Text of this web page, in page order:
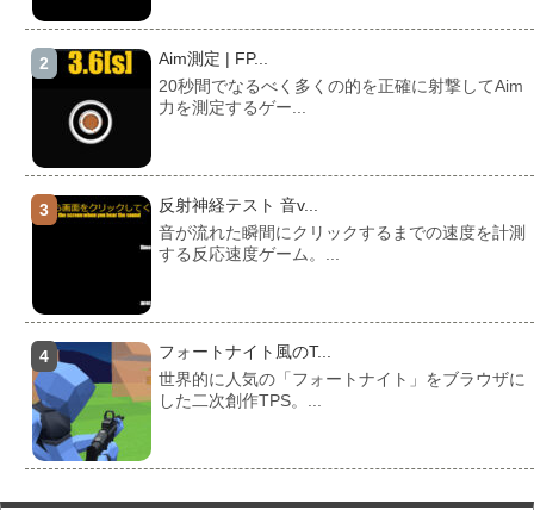
Aim測定 | FP...
20秒間でなるべく多くの的を正確に射撃してAim
力を測定するゲー...
反射神経テスト 音v...
音が流れた瞬間にクリックするまでの速度を計測
する反応速度ゲーム。...
フォートナイト風のT...
世界的に人気の「フォートナイト」をブラウザに
した二次創作TPS。...
フォートナイト風のマ...